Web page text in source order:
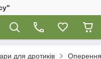
для дротиків Оперення